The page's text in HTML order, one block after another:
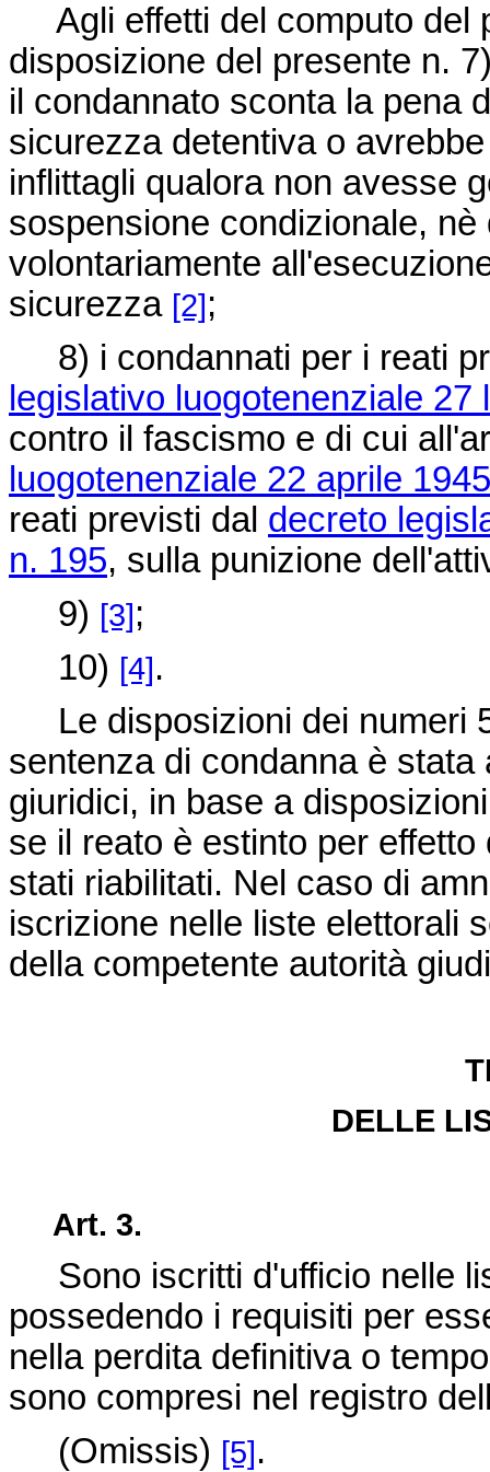
Agli effetti del computo del
disposizione del presente n.
il condannato sconta la pena
sicurezza detentiva o
inflittagli qualora non avesse
sospensione condizionale,
volontariamente
sicurezza [2];
8) i condannati per i reati
legislativo luogotenenziale 27
contro il fascismo e di cui
luogotenenziale 22 aprile
reati previsti dal decreto
n. 195, sulla punizione
9) [3];
10) [4].
Le disposizioni dei numeri
sentenza di condanna è
giuridici, in base a
se il reato è estinto per
stati riabilitati. Nel caso di
iscrizione nelle liste elettorali
della competente autorità
DELLE
Art. 3.
Sono iscritti d'ufficio nelle
possedendo i requisiti per
nella perdita definitiva o
sono compresi nel registro
(Omissis) [5].